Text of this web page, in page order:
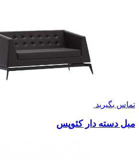
تماس بگیرید
مبل دسته دار کئوپس